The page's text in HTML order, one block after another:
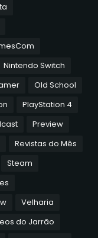
Nintendo Switch
Old School
PlayStation 4
Preview
Revistas do Mês
Steam
Velharia
do Jarrão